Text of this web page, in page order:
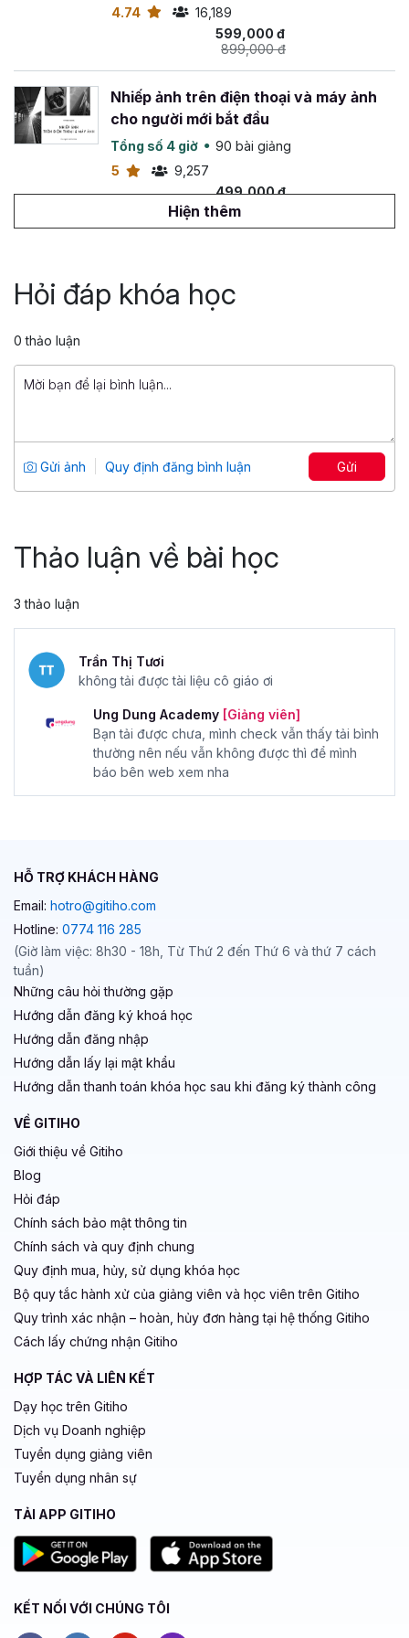
4.74
16,189
599,000 đ
899,000 đ
Nhiếp ảnh trên điện thoại và máy ảnh
cho người mới bắt đầu
Tổng số 4 giờ
90 bài giảng
5
9,257
499,000 đ
699,000 đ
Tổng số 22 giờ
96 bài giảng
1,899,000 đ
Tổng số 17 giờ
53 bài giảng
4.91
2,291
Hiện thêm
Hỏi đáp khóa học
0 thảo luận
Gửi ảnh Quy định đăng bình luận Gửi
Thảo luận về bài học
3 thảo luận
Trần Thị Tươi
không tải được tài liệu cô giáo ơi
Ung Dung Academy [Giảng viên]
Bạn tải được chưa, mình check vẫn thấy tải bình
thường nên nếu vẫn không được thì để mình
báo bên web xem nha
HỖ TRỢ KHÁCH HÀNG
Email: hotro@gitiho.com
Hotline: 0774 116 285
(Giờ làm việc: 8h30 - 18h, Từ Thứ 2 đến Thứ 6 và thứ 7 cách
tuần)
Những câu hỏi thường gặp
Hướng dẫn đăng ký khoá học
Hướng dẫn đăng nhập
Hướng dẫn lấy lại mật khẩu
Hướng dẫn thanh toán khóa học sau khi đăng ký thành công
VỀ GITIHO
Giới thiệu về Gitiho
Blog
Hỏi đáp
Chính sách bảo mật thông tin
Chính sách và quy định chung
Quy định mua, hủy, sử dụng khóa học
Bộ quy tắc hành xử của giảng viên và học viên trên Gitiho
Quy trình xác nhận – hoàn, hủy đơn hàng tại hệ thống Gitiho
Cách lấy chứng nhận Gitiho
HỢP TÁC VÀ LIÊN KẾT
Dạy học trên Gitiho
Dịch vụ Doanh nghiệp
Tuyển dụng giảng viên
Tuyển dụng nhân sự
TẢI APP GITIHO
KẾT NỐI VỚI CHÚNG TÔI